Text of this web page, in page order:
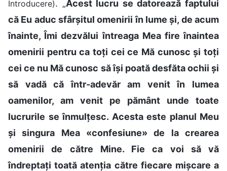
Introducere). „Acest lucru se datorează faptului
că Eu aduc sfârșitul omenirii în lume și, de acum
înainte, Îmi dezvălui întreaga Mea fire înaintea
omenirii pentru ca toți cei ce Mă cunosc și toți
cei ce nu Mă cunosc să își poată desfăta ochii și
să vadă că într-adevăr am venit în lumea
oamenilor, am venit pe pământ unde toate
lucrurile se înmulțesc. Acesta este planul Meu
și singura Mea «confesiune» de la crearea
omenirii de către Mine. Fie ca voi să vă
îndreptați toată atenția către fiecare mișcare a